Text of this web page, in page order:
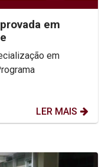
em
em
LER MAIS